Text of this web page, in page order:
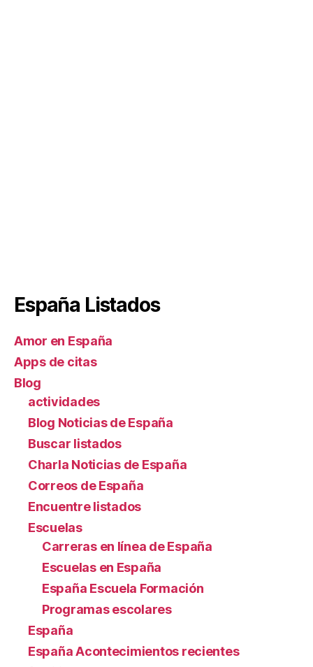
España Listados
Amor en España
Apps de citas
Blog
actividades
Blog Noticias de España
Buscar listados
Charla Noticias de España
Correos de España
Encuentre listados
Escuelas
Carreras en línea de España
Escuelas en España
España Escuela Formación
Programas escolares
España
España Acontecimientos recientes